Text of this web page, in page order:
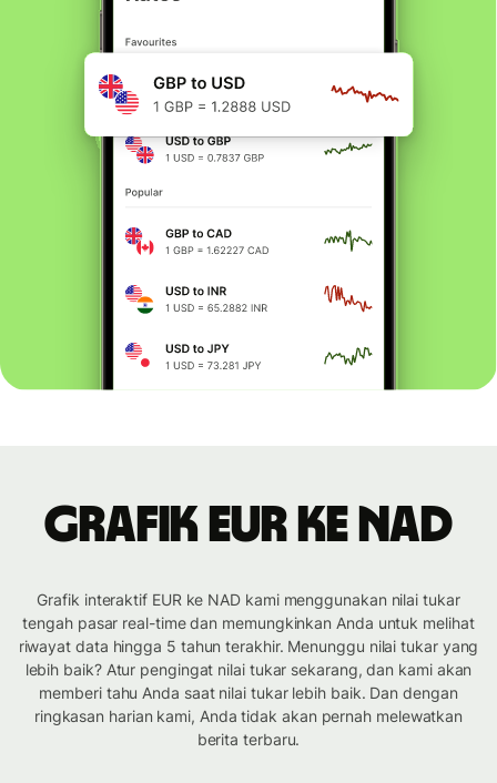
Grafik EUR ke NAD
Grafik interaktif EUR ke NAD kami menggunakan nilai tukar
tengah pasar real-time dan memungkinkan Anda untuk melihat
riwayat data hingga 5 tahun terakhir. Menunggu nilai tukar yang
lebih baik? Atur pengingat nilai tukar sekarang, dan kami akan
memberi tahu Anda saat nilai tukar lebih baik. Dan dengan
ringkasan harian kami, Anda tidak akan pernah melewatkan
berita terbaru.